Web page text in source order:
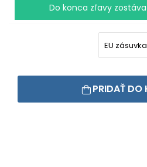
Do konca zľavy
PRIDAŤ DO